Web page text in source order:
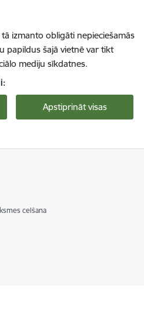
izmanto obligāti nepieciešamās
papildus šajā vietnē var tikt
mediju sīkdatnes.
Apstiprināt visas
celšana